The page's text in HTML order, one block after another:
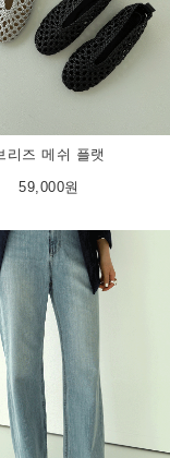
리즈 메쉬 플랫
59,000원